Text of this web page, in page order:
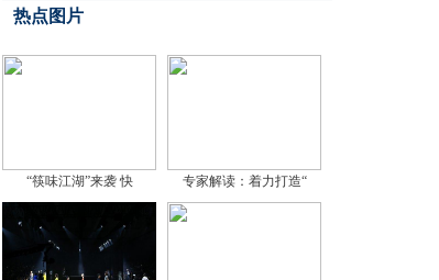
热点图片
“筷味江湖”来袭 快 专家解读：着力打造“